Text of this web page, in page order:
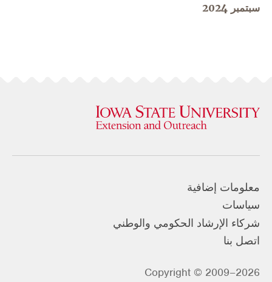
سبتمبر 2024
معلومات إضافية
سياسات
شركاء الإرشاد الحكومي والوطني
اتصل بنا
Copyright © 2009–2026